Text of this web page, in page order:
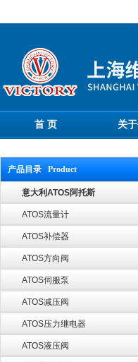
首 页 关
产品目录 Product
意大利ATOS阿托斯
ATOS流量计
ATOS补偿器
ATOS方向阀
ATOS伺服泵
ATOS减压阀
ATOS压力继电器
ATOS液压阀